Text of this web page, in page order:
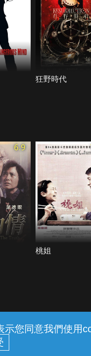
您同意我們使用
狂野時代
6.9
桃姐